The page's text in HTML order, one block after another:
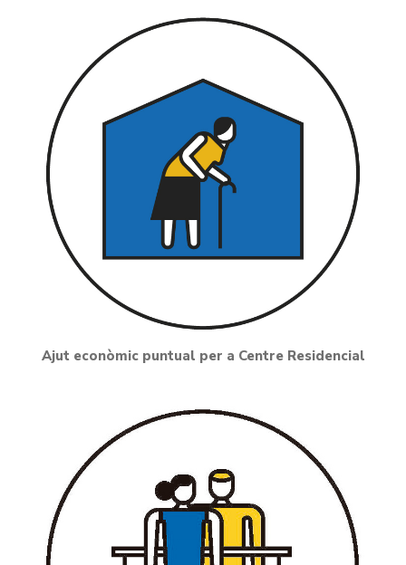
Ajut econòmic puntual per a Centre Residencial